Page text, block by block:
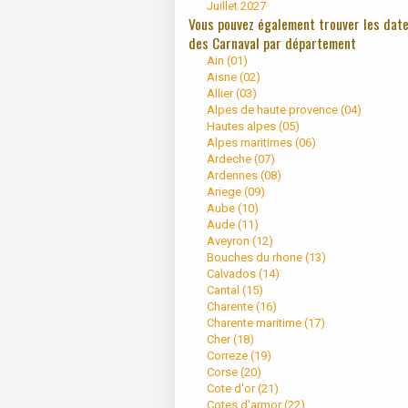
Juillet 2027
Vous pouvez également trouver les
des Carnaval par département
Ain (01)
Aisne (02)
Allier (03)
Alpes de haute provence (04)
Hautes alpes (05)
Alpes maritimes (06)
Ardeche (07)
Ardennes (08)
Ariege (09)
Aube (10)
Aude (11)
Aveyron (12)
Bouches du rhone (13)
Calvados (14)
Cantal (15)
Charente (16)
Charente maritime (17)
Cher (18)
Correze (19)
Corse (20)
Cote d'or (21)
Cotes d'armor (22)